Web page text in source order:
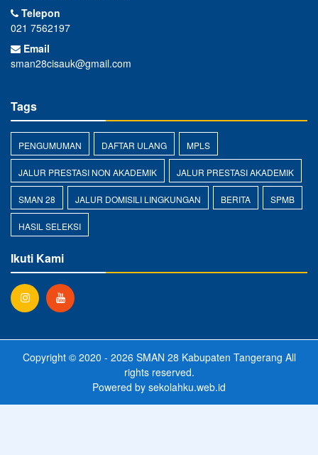
Telepon
021 7562197
Email
sman28cisauk@gmail.com
Tags
PENGUMUMAN DAFTAR ULANG MPLS
JALUR PRESTASI NON AKADEMIK JALUR PRESTASI AKADEMIK
SMAN 28 JALUR DOMISILI LINGKUNGAN BERITA SPMB
HASIL SELEKSI
Ikuti Kami
Copyright © 2020 - 2026 SMAN 28 Kabupaten Tangerang All
rights reserved.
Powered by sekolahku.web.id